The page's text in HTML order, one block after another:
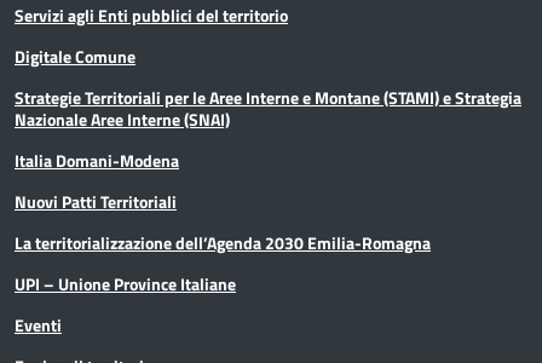
Servizi agli Enti pubblici del territorio
Digitale Comune
Strategie Territoriali per le Aree Interne e Montane (STAMI) e Strategia
Nazionale Aree Interne (SNAI)
Italia Domani-Modena
Nuovi Patti Territoriali
La territorializzazione dell’Agenda 2030 Emilia-Romagna
UPI – Unione Province Italiane
Eventi